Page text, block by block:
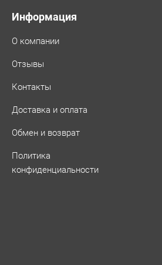
Информация
О компании
Отзывы
Контакты
Доставка и оплата
Обмен и возврат
Политика
конфиденциальности